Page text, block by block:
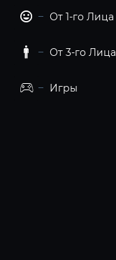
От 1-го Лица
От 3-го Лица
Игры